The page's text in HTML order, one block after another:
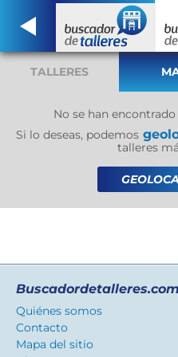
TALLERES
No se han
Si lo deseas, podemos
talleres
Buscadordetalleres.com
Quiénes somos
Contacto
Mapa del sitio